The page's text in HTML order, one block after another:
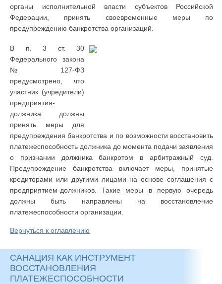
органы исполнительной власти субъектов Российской
Федерации, принять своевременные меры по
предупреждению банкротства организаций.
В п. 3 ст. 30
Федерального закона
№127-ФЗ
предусмотрено, что
участник (учредители)
предприятия-
должника должны
принять меры для
предупреждения банкротства и по возможности восстановить
платежеспособность должника до момента подачи заявления
о признании должника банкротом в арбитражный суд.
Предупреждение банкротства включает меры, принятые
кредиторами или другими лицами на основе соглашения с
предприятием-должников. Такие меры в первую очередь
должны быть направлены на восстановление
платежеспособности организации.
Вернуться к оглавлению
САНАЦИЯ КАК ИНСТРУМЕНТ
ВОССТАНОВЛЕНИЯ
ПЛАТЕЖЕСПОСОБНОСТИ